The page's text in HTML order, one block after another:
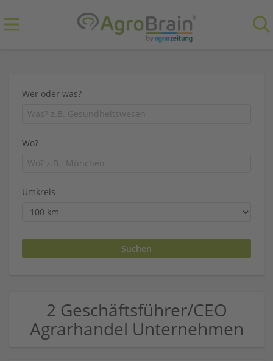
Wer oder was?
Wo?
Umkreis
2 Geschäftsführer/CEO
Agrarhandel Unternehmen